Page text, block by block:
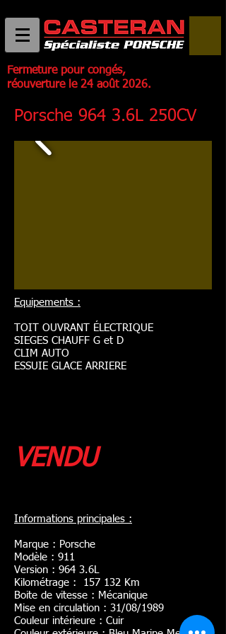
Fermeture pour congés,
réouverture le 24 août 2026.
Porsche 964 3.6L 250CV
Equipements :
TOIT OUVRANT ÉLECTRIQUE
SIEGES CHAUFF G et D
CLIM AUTO
ESSUIE GLACE ARRIERE
VENDU
Informations principales :
Marque : Porsche
Modèle : 911
Version : 964 3.6L
Kilométrage : 157 132 Km
Boite de vitesse : Mécanique
Mise en circulation : 31/08/1989
Couleur intérieure : Cuir